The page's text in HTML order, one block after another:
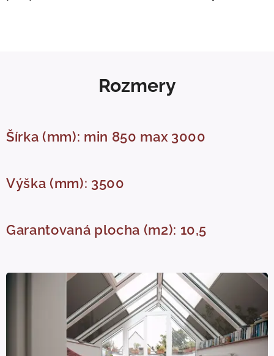
Rozmery
Šírka (mm): min 850 max 3000
Výška (mm): 3500
Garantovaná plocha (m2): 10,5